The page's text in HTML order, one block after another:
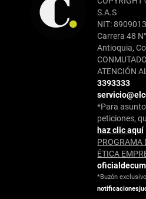
S.A.S
NIT:
Carrera 48
Antioquia,
ATENCIÓN
3393333
*Para
peticiones,
haz clic aquí
PROGRAMA
ÉTICA
*Buzón